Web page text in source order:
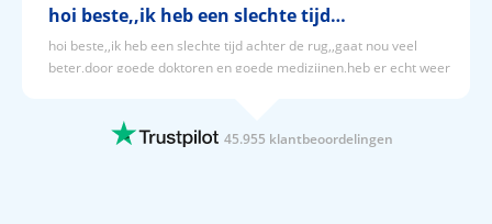
hoi beste,,ik heb een slechte tijd…
hoi beste,,ik heb een slechte tijd achter de rug,,gaat nou veel
beter,door goede doktoren en goede medizijnen,heb er echt weer
12 JUNI 2026 45.955 klantbeoordelingen